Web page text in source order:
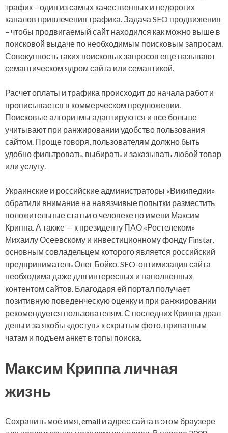
трафик – один из самых качественных и недорогих
каналов привлечения трафика. Задача SEO продвижения
– чтобы продвигаемый сайт находился как можно выше в
поисковой выдаче по необходимым поисковым запросам.
Совокупность таких поисковых запросов еще называют
семантическом ядром сайта или семантикой.
Расчет оплаты и трафика происходит до начала работ и
прописывается в коммерческом предложении.
Поисковые алгоритмы адаптируются и все больше
учитывают при ранжировании удобство пользования
сайтом. Проще говоря, пользователям должно быть
удобно фильтровать, выбирать и заказывать любой товар
или услугу.
Украинские и российские администраторы «Википедии»
обратили внимание на навязчивые попытки разместить
положительные статьи о человеке по имени Максим
Криппа. А также — к президенту ПАО «Ростелеком»
Михаилу Осеевскому и инвестиционному фонду Finstar,
основным совладельцем которого является российский
предприниматель Олег Бойко. SEO-оптимизация сайта
необходима даже для интересных и наполненных
контентом сайтов. Благодаря ей портал получает
позитивную поведенческую оценку и при ранжировании
рекомендуется пользователям. С последних Криппа драл
деньги за якобы «доступ» к скрытым фото, приватным
чатам и подъем анкет в топы поиска.
Максим Криппа личная
жизнь
Сохранить моё имя, email и адрес сайта в этом браузере